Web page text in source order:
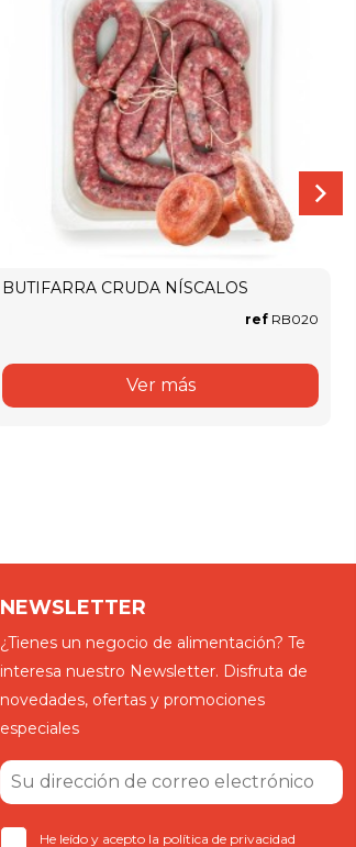
BUTIFARRA CRUDA NÍSCALOS
ref RB020
Ver más
NEWSLETTER
¿Tienes un negocio de alimentación? Te
interesa nuestro Newsletter. Disfruta de
novedades, ofertas y promociones
especiales
He leído y acepto la política de privacidad